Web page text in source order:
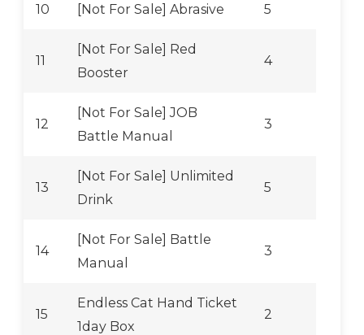
10 [Not For Sale] Abrasive 5
11
[Not For Sale] Red
Booster
4
12
[Not For Sale] JOB
Battle Manual
3
13
[Not For Sale] Unlimited
Drink
5
14
[Not For Sale] Battle
Manual
3
15
Endless Cat Hand Ticket
1day Box
2